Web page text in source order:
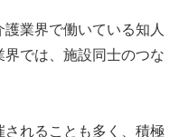
業界で働いている知人
では、施設同士のつな
れることも多く、積極